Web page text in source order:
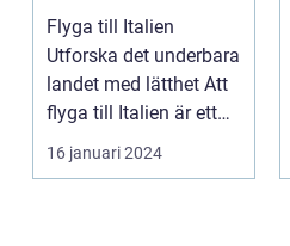
Flyga till Italien
Utforska det underbara
landet med lätthet Att
flyga till Italien är ett
fantast...
16 januari 2024